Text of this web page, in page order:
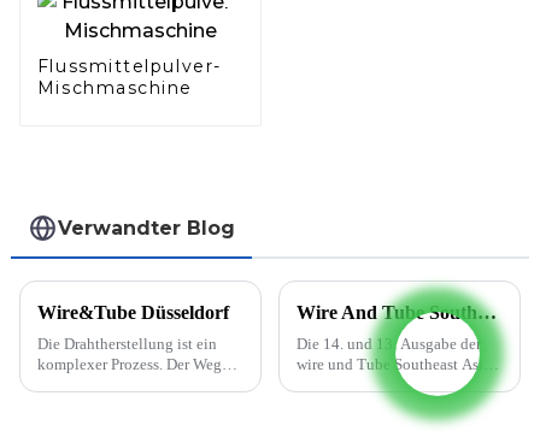
Flussmittelpulver-
Mischmaschine
Verwandter Blog
Wire&Tube Düsseldorf
Die Drahtherstellung ist ein
komplexer Prozess. Der Weg
Wire And Tube Southeast Asia findet vom 5. bis 7. Oktober 2022 statt
Die 14. und 13. Ausgabe der
wire und Tube Southeast Asia
wird auf den späteren Teil des
Jahres 2022 verschoben, wenn
die beiden parallel